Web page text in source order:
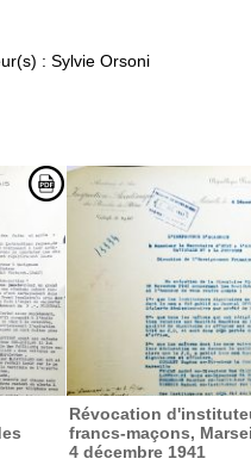
: Sylvie Orsoni
Révocation
francs-maçons,
4 décembre 1941